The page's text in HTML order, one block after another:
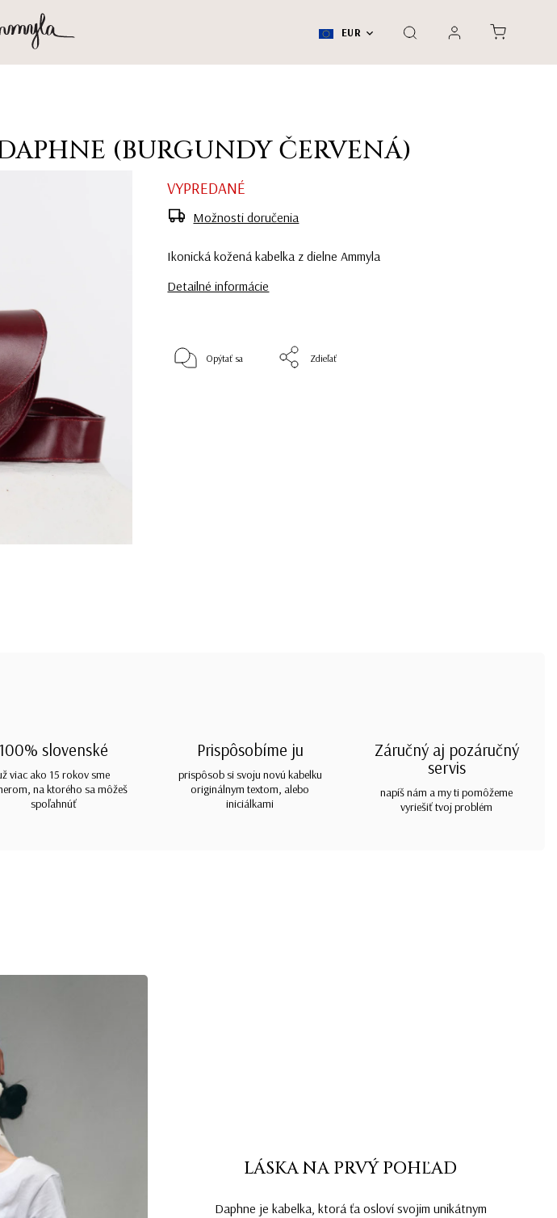
EUR
(BURGUNDY ČERVENÁ)
Ikonická kožená kabelka z dielne Ammyla
Detailné informácie
VYPREDANÉ
Možnosti doručenia
Opýtať sa Zdieľať
100% slovenské
viac ako 15 rokov sme
na ktorého sa môžeš
spoľahnúť
Prispôsobíme ju
prispôsob si svoju novú kabelku
originálnym textom, alebo
iniciálkami
Záručný aj pozáručný
servis
napíš nám a my ti pomôžeme
vyriešiť tvoj problém
LÁSKA NA PRVÝ POHĽAD
Daphne je kabelka, ktorá ťa osloví svojim unikátnym